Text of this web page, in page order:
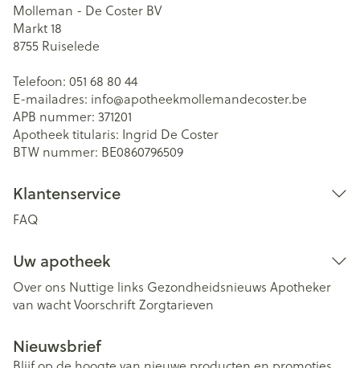
Molleman - De Coster BV
Markt 18
8755 Ruiselede
Telefoon: 051 68 80 44
E-mailadres: info@apotheekmollemandecoster.be
APB nummer: 371201
Apotheek titularis: Ingrid De Coster
BTW nummer: BE0860796509
Klantenservice
FAQ
Uw apotheek
Over ons Nuttige links Gezondheidsnieuws Apotheker
van wachtVoorschriftZorgtarieven
Nieuwsbrief